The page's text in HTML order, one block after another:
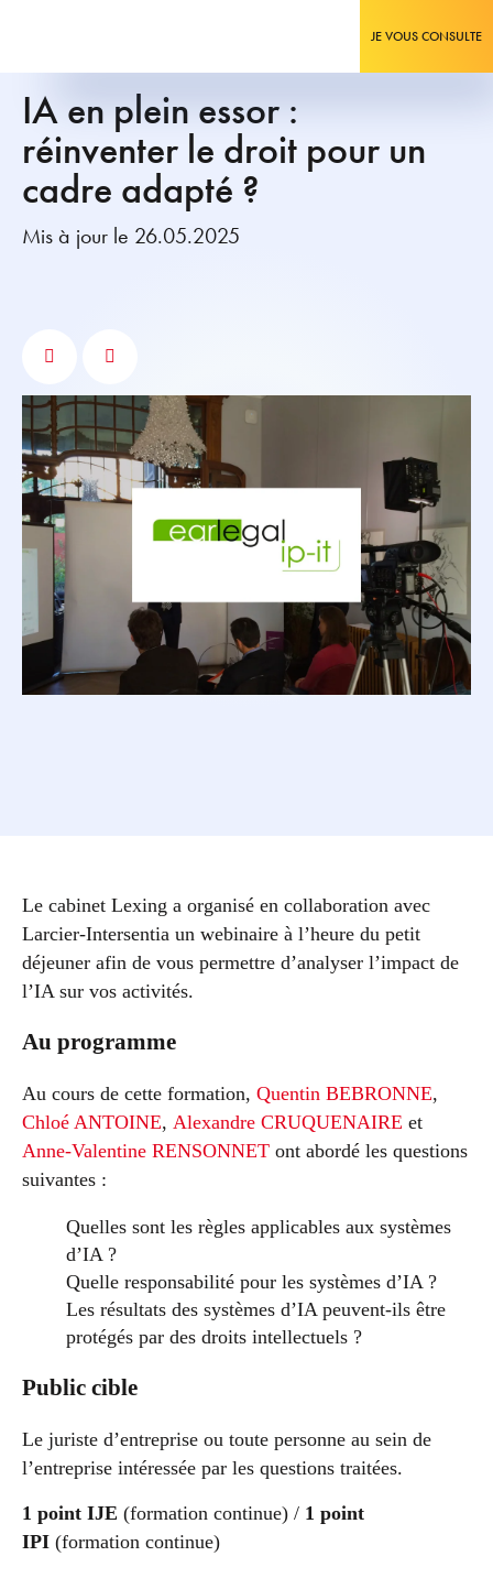
JE VOUS CONSULTE
IA en plein essor :
réinventer le droit pour un
cadre adapté ?
Mis à jour le 26.05.2025
Le cabinet Lexing a organisé en collaboration avec
Larcier-Intersentia un webinaire à l’heure du petit
déjeuner afin de vous permettre d’analyser l’impact de
l’IA sur vos activités.
Au programme
Au cours de cette formation, Quentin BEBRONNE,
Chloé ANTOINE, Alexandre CRUQUENAIRE et
Anne-Valentine RENSONNET ont abordé les questions
suivantes :
Quelles sont les règles applicables aux systèmes
d’IA ?
Quelle responsabilité pour les systèmes d’IA ?
Les résultats des systèmes d’IA peuvent-ils être
protégés par des droits intellectuels ?
Public cible
Le juriste d’entreprise ou toute personne au sein de
l’entreprise intéressée par les questions traitées.
1 point IJE (formation continue) / 1 point
IPI (formation continue)